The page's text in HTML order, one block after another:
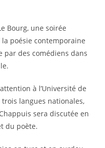
Bourg, une soirée
poésie contemporaine
par des comédiens dans
à l’Université de
langues nationales,
sera discutée en
du poète.